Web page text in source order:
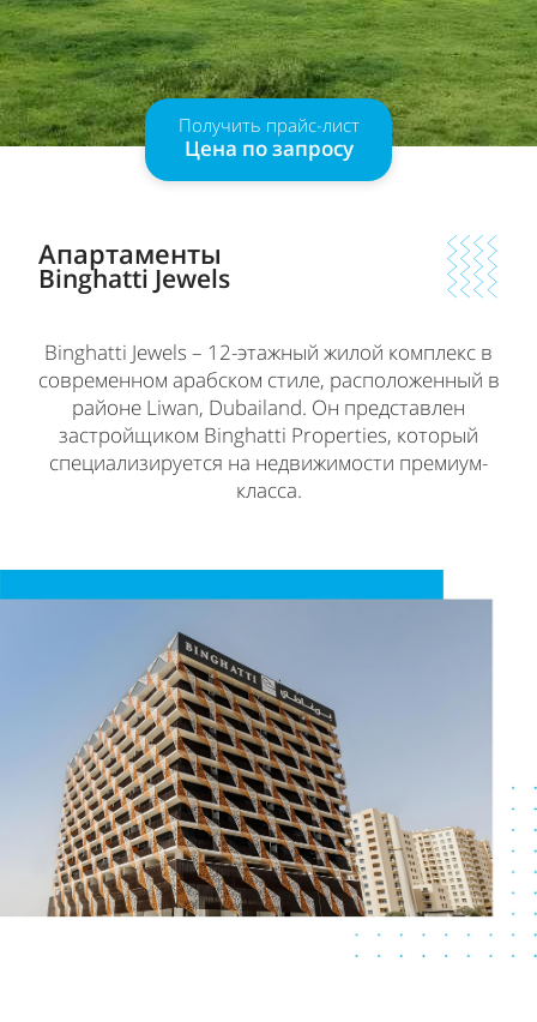
Получить прайс-лист
Цена по запросу
Апартаменты
Binghatti Jewels
Binghatti Jewels – 12-этажный жилой комплекс в
современном арабском стиле, расположенный в
районе Liwan, Dubailand. Он представлен
застройщиком Binghatti Properties, который
специализируется на недвижимости премиум-
класса.